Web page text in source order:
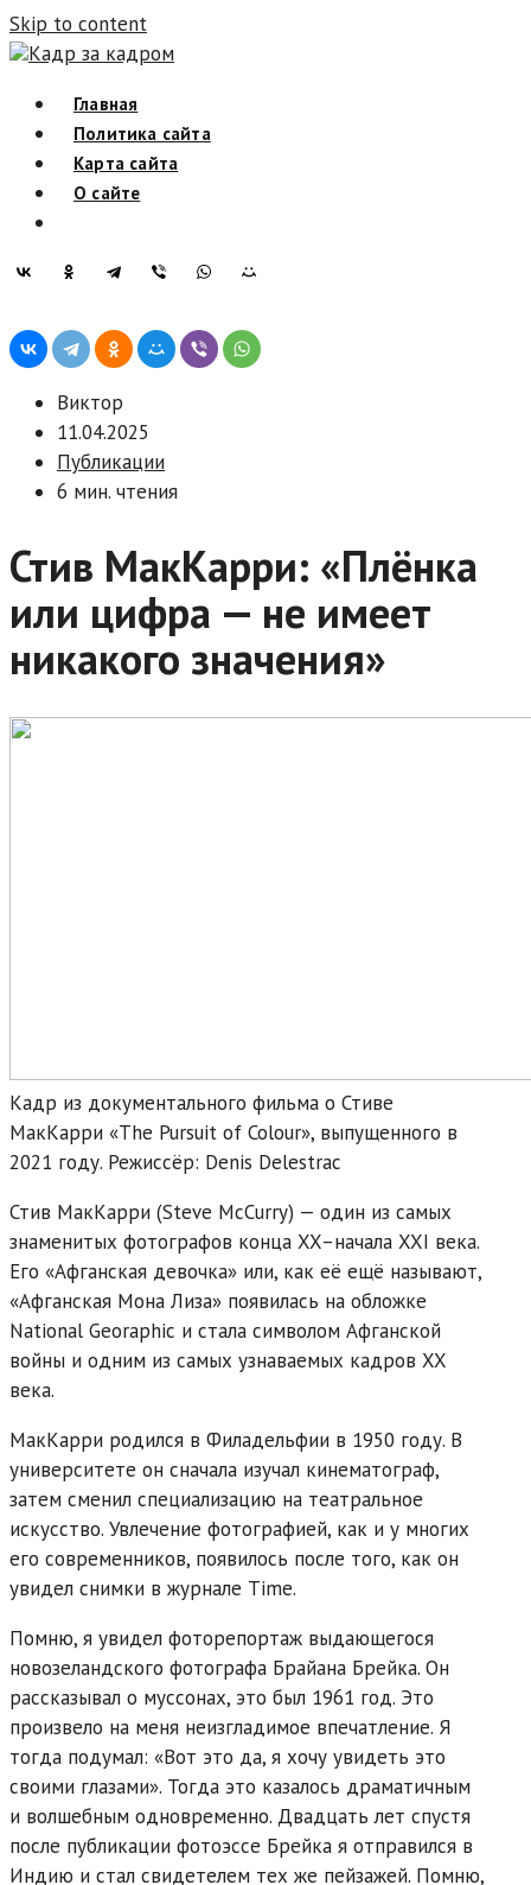
Skip to content
Кадр за кадром
Главная
Политика сайта
Карта сайта
О сайте
Виктор
11.04.2025
Публикации
6 мин. чтения
Стив МакКарри: «Плёнка
или цифра — не имеет
никакого значения»
Кадр из документального фильма о Стиве
МакКарри «The Pursuit of Colour», выпущенного в
2021 году. Режиссёр: Denis Delestrac
Стив МакКарри (Steve McCurry) — один из самых
знаменитых фотографов конца XX–начала XXI века.
Его «Афганская девочка» или, как её ещё называют,
«Афганская Мона Лиза» появилась на обложке
National Georaphic и стала символом Афганской
войны и одним из самых узнаваемых кадров XX
века.
МакКарри родился в Филадельфии в 1950 году. В
университете он сначала изучал кинематограф,
затем сменил специализацию на театральное
искусство. Увлечение фотографией, как и у многих
его современников, появилось после того, как он
увидел снимки в журнале Time.
Помню, я увидел фоторепортаж выдающегося
новозеландского фотографа Брайана Брейка. Он
рассказывал о муссонах, это был 1961 год. Это
произвело на меня неизгладимое впечатление. Я
тогда подумал: «Вот это да, я хочу увидеть это
своими глазами». Тогда это казалось драматичным
и волшебным одновременно. Двадцать лет спустя
после публикации фотоэссе Брейка я отправился в
Индию и стал свидетелем тех же пейзажей. Помню,